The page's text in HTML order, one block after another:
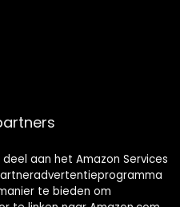
deel aan het Amazon Services
te bieden om